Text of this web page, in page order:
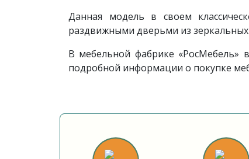
Данная модель в своем
раздвижными дверьми из зеркальных
В мебельной фабрике «РосМебель»
подробной информации о покупке